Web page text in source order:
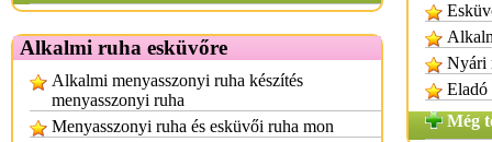
Alkalmi ruha esküvőre
Alkalmi menyasszonyi ruha készítés
menyasszonyi ruha
Menyasszonyi ruha és esküvői ruha mon
Nyári
Eladó
Még